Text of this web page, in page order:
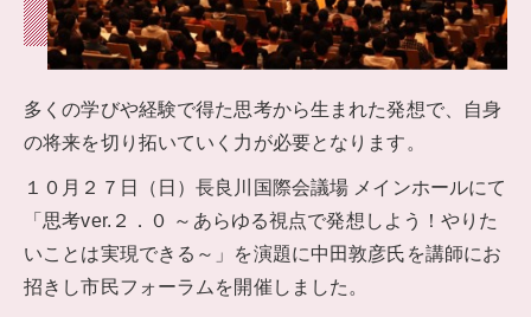
多くの学びや経験で得た思考から生まれた発想で、自身
の将来を切り拓いていく力が必要となります。
１０月２７日（日）長良川国際会議場 メインホールにて
「思考ver.２．０ ～あらゆる視点で発想しよう！やりた
いことは実現できる～」を演題に中田敦彦氏を講師にお
招きし市民フォーラムを開催しました。